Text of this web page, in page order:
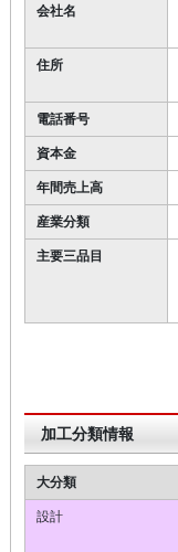
会社名
住所
電話番号
資本金
年間売上高
産業分類
主要三品目
加工分類情報
大分類
設計